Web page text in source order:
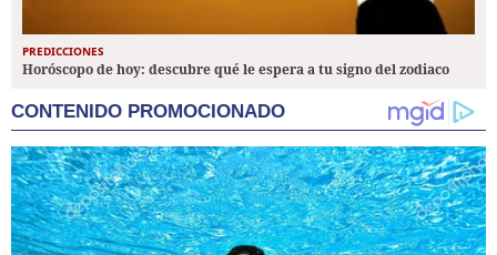
PREDICCIONES
Horóscopo de hoy: descubre qué le espera a tu signo del zodiaco
CONTENIDO PROMOCIONADO